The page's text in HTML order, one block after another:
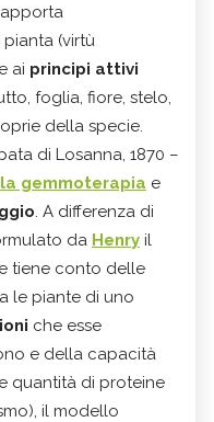
apporta
(virtù
ai principi attivi
foglia, fiore, stelo,
della specie.
di Losanna, 1870 –
gemmoterapia e
. A differenza di
da Henry il
tiene conto delle
le piante di uno
che esse
e della capacità
quantità di proteine
il modello